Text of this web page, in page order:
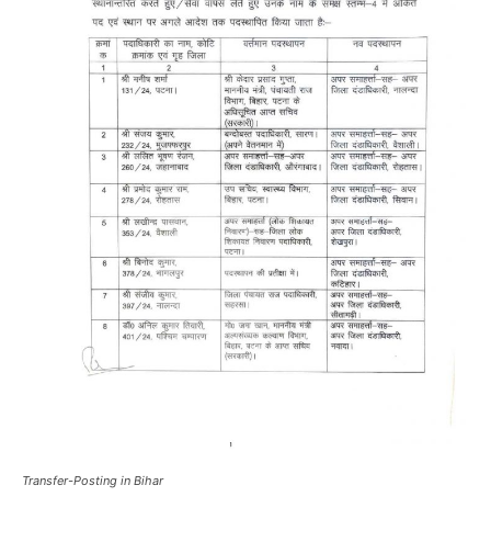
Transfer-Posting in Bihar